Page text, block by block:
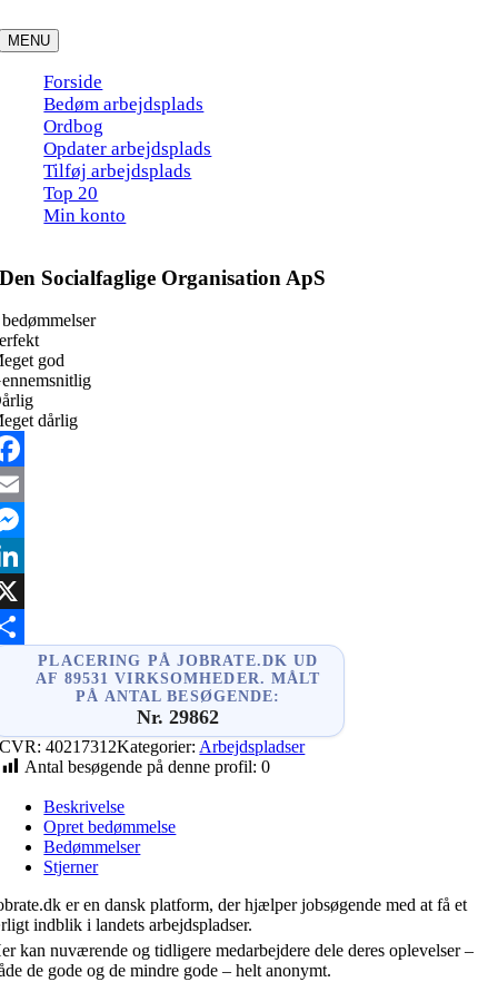
to
content
MENU
Forside
Bedøm arbejdsplads
Ordbog
Opdater arbejdsplads
Tilføj arbejdsplads
Top 20
Min konto
Den Socialfaglige Organisation ApS
god
dårlig
PLACERING PÅ JOBRATE.DK UD
AF 89531 VIRKSOMHEDER. MÅLT
PÅ ANTAL BESØGENDE:
Nr. 29862
CVR:40217312Kategorier: Arbejdspladser
Antal besøgende på denne profil: 0
Beskrivelse
Opret bedømmelse
Bedømmelser
Stjerner
er en dansk platform, der hjælper jobsøgende med at få et
indblik i landets arbejdspladser.
kan nuværende og tidligere medarbejdere dele deres oplevelser –
de gode og de mindre gode – helt anonymt.